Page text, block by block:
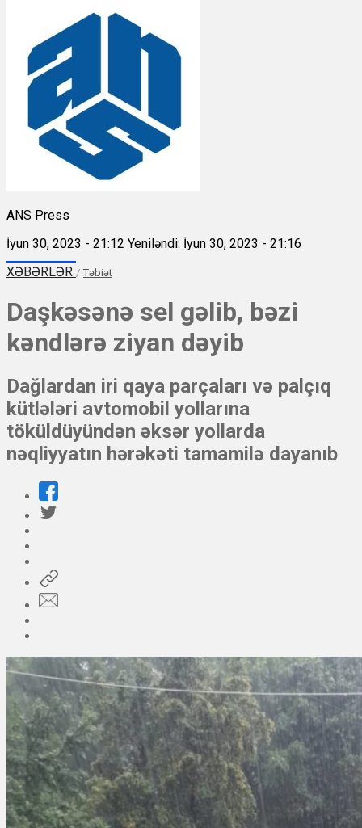
ANS Press
İyun 30, 2023 - 21:12 Yeniləndi: İyun 30, 2023 - 21:16
XƏBƏRLƏR / Təbiət
Daşkəsənə sel gəlib, bəzi
kəndlərə ziyan dəyib
Dağlardan iri qaya parçaları və palçıq
kütlələri avtomobil yollarına
töküldüyündən əksər yollarda
nəqliyyatın hərəkəti tamamilə dayanıb